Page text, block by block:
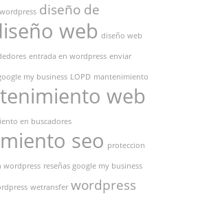
diseño de
web diseño web
entrada en wordpress enviar
my business LOPD mantenimiento
web
en buscadores
seo proteccion
wordpress reseñas google my business
wetransfer wordpress